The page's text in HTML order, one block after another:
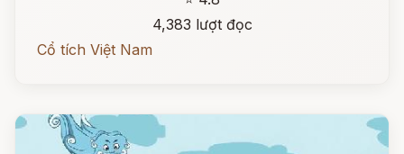
4,383 lượt đọc
Cổ tích Việt Nam